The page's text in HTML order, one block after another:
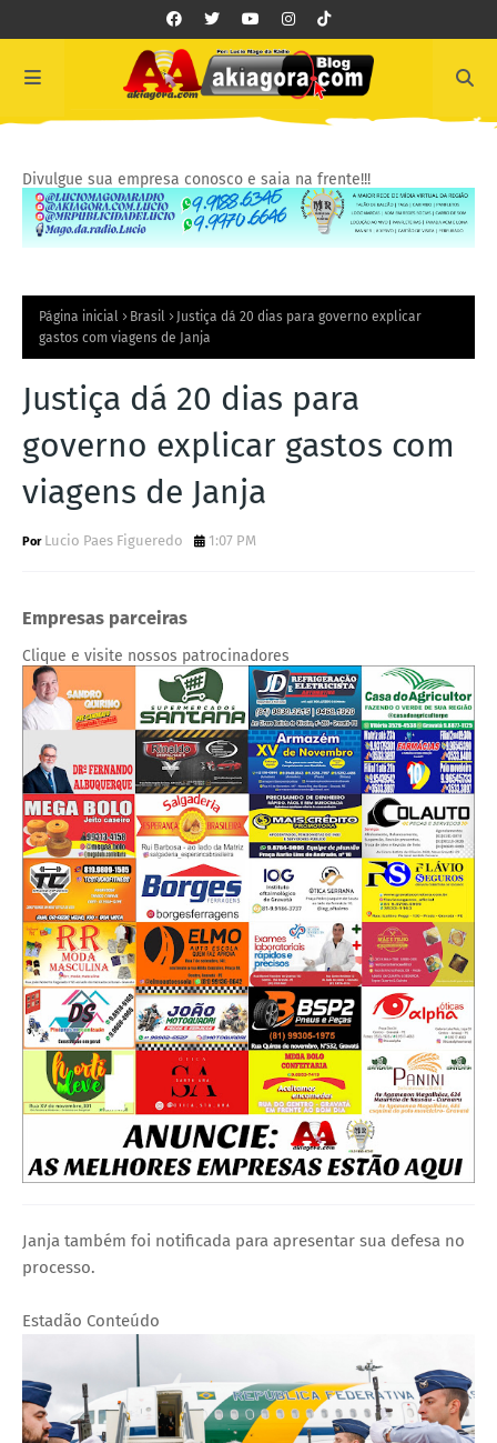
Divulgue sua empresa conosco e saia na frente!!!
Página inicial Brasil
Justiça dá 20 dias para governo explicar
gastos com viagens de Janja
Justiça dá 20 dias para
governo explicar gastos com
viagens de Janja
Lucio Paes Figueredo 1:07 PM
Empresas parceiras
Clique e visite nossos patrocinadores
Janja também foi notificada para apresentar sua defesa no
processo.
Estadão Conteúdo